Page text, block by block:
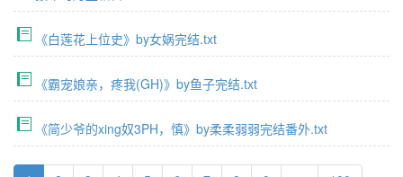
《白莲花上位史》by女娲完结.txt
《霸宠娘亲，疼我(GH)》by鱼子完结.txt
《简少爷的xing奴3PH，慎》by柔柔弱弱完结番外.txt